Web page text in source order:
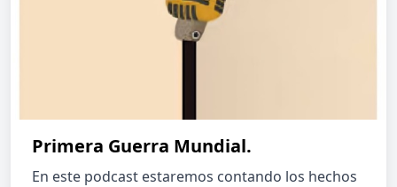
Primera Guerra Mundial.
En este podcast estaremos contando los hechos